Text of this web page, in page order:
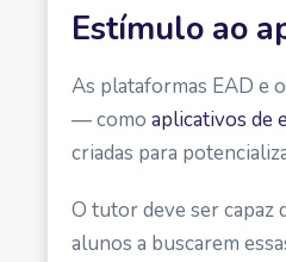
Estímulo ao
As plataformas EAD e
— como aplicativos de
criadas para
O tutor deve ser capaz
alunos a buscarem